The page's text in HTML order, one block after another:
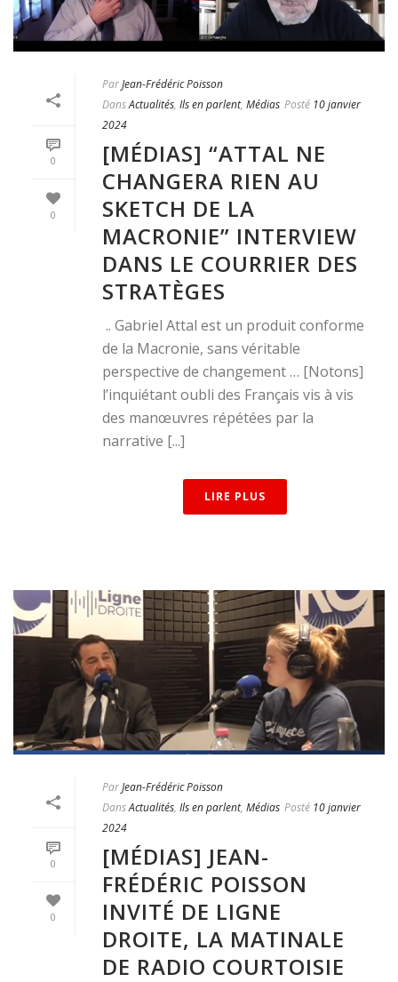
0
0
ParJean-Frédéric Poisson
DansActualités, Ils en parlent, Médias Posté 10 janvier
2024
[MÉDIAS] “ATTAL NE
CHANGERA RIEN AU
SKETCH DE LA
MACRONIE” INTERVIEW
DANS LE COURRIER DES
STRATÈGES
.. Gabriel Attal est un produit conforme
de la Macronie, sans véritable
perspective de changement … [Notons]
l’inquiétant oubli des Français vis à vis
des manœuvres répétées par la
narrative [...]
LIRE PLUS
0
0
ParJean-Frédéric Poisson
DansActualités, Ils en parlent, Médias Posté 10 janvier
2024
[MÉDIAS] JEAN-
FRÉDÉRIC POISSON
INVITÉ DE LIGNE
DROITE, LA MATINALE
DE RADIO COURTOISIE